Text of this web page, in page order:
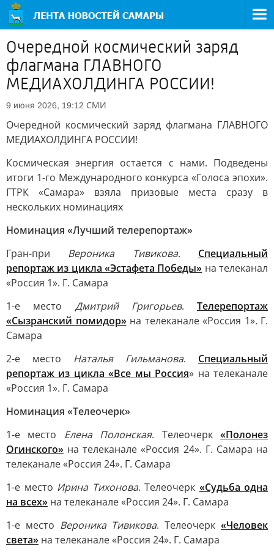
Очередной космический заряд
флагмана ГЛАВНОГО
МЕДИАХОЛДИНГА РОССИИ!
9 июня 2026, 19:12 СМИ
Очередной космический заряд флагмана ГЛАВНОГО
МЕДИАХОЛДИНГА РОССИИ!
Космическая энергия остается с нами. Подведены
итоги 1-го Международного конкурса «Голоса эпохи».
ГТРК «Самара» взяла призовые места сразу в
нескольких номинациях
Номинация «Лучший телерепортаж»
Гран-при Вероника Тивикова. Специальный
репортаж из цикла «Эстафета Победы» на телеканал
«Россия 1». Г. Самара
1-е место Дмитрий Григорьев. Телерепортаж
«Сызранский помидор»на телеканале «Россия 1». Г.
Самара
2-е место Наталья Гильманова. Специальный
репортаж из цикла «Все мы Россия» на телеканале
«Россия 1». Г. Самара
Номинация «Телеочерк»
1-е место Елена Полонская. Телеочерк«Полонез
Огинского» на телеканале «Россия 24». Г. Самара на
телеканале «Россия 24». Г. Самара
1-е место Ирина Тихонова. Телеочерк «Судьба одна
на всех» на телеканале «Россия 24». Г. Самара
1-е место Вероника Тивикова. Телеочерк«Человек
света» на телеканале «Россия 24». Г. Самара